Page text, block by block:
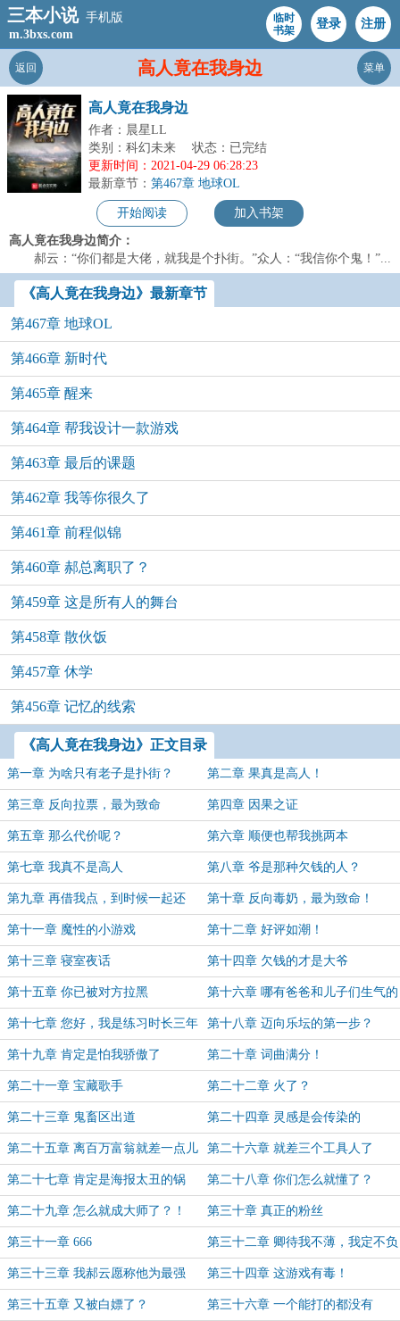
三本小说 手机版
m.3bxs.com
临时
书架
登录 注册
高人竟在我身边
返回 菜单
高人竟在我身边
作者：晨星LL
类别：科幻未来
状态：已完结
更新时间：2021-04-29 06:28:23
最新章节： 第467章 地球OL
开始阅读 加入书架
高人竟在我身边简介：
郝云：“你们都是大佬，就我是个扑街。”众人：“我信你个鬼！”...
《高人竟在我身边》最新章节
第467章 地球OL
第466章 新时代
第465章 醒来
第464章 帮我设计一款游戏
第463章 最后的课题
第462章 我等你很久了
第461章 前程似锦
第460章 郝总离职了？
第459章 这是所有人的舞台
第458章 散伙饭
第457章 休学
第456章 记忆的线索
《高人竟在我身边》正文目录
第一章 为啥只有老子是扑街？ 第二章 果真是高人！
第三章 反向拉票，最为致命 第四章 因果之证
第五章 那么代价呢？ 第六章 顺便也帮我挑两本
第七章 我真不是高人 第八章 爷是那种欠钱的人？
第九章 再借我点，到时候一起还 第十章 反向毒奶，最为致命！
第十一章 魔性的小游戏 第十二章 好评如潮！
第十三章 寝室夜话 第十四章 欠钱的才是大爷
第十五章 你已被对方拉黑 第十六章 哪有爸爸和儿子们生气的
第十七章 您好，我是练习时长三年
半的……
第十八章 迈向乐坛的第一步？
第十九章 肯定是怕我骄傲了 第二十章 词曲满分！
第二十一章 宝藏歌手 第二十二章 火了？
第二十三章 鬼畜区出道 第二十四章 灵感是会传染的
第二十五章 离百万富翁就差一点儿 第二十六章 就差三个工具人了
第二十七章 肯定是海报太丑的锅 第二十八章 你们怎么就懂了？
第二十九章 怎么就成大师了？！ 第三十章 真正的粉丝
第三十一章 666 第三十二章 卿待我不薄，我定不负
卿！
第三十三章 我郝云愿称他为最强 第三十四章 这游戏有毒！
第三十五章 又被白嫖了？ 第三十六章 一个能打的都没有